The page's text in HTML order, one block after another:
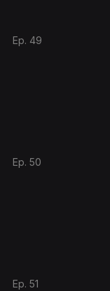
Ep. 49
Ep. 50
Ep. 51